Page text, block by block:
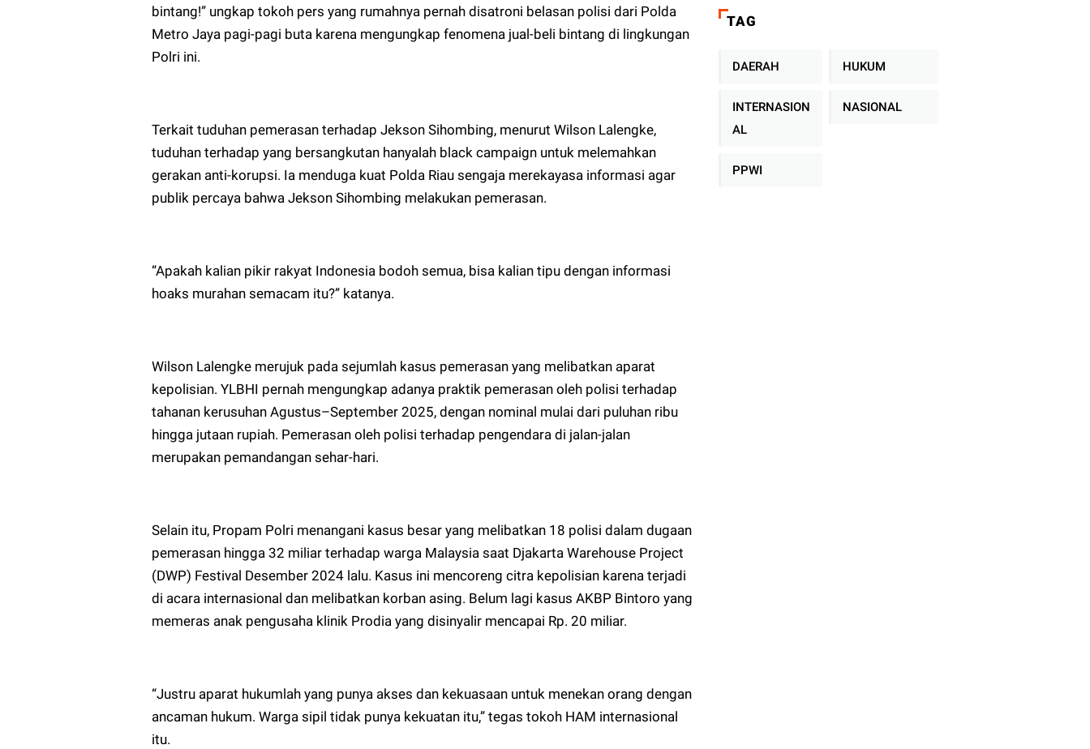
bintang!” ungkap tokoh pers yang rumahnya pernah disatroni belasan polisi dari Polda
Metro Jaya pagi-pagi buta karena mengungkap fenomena jual-beli bintang di lingkungan
Polri ini.
Terkait tuduhan pemerasan terhadap Jekson Sihombing, menurut Wilson Lalengke,
tuduhan terhadap yang bersangkutan hanyalah black campaign untuk melemahkan
gerakan anti-korupsi. Ia menduga kuat Polda Riau sengaja merekayasa informasi agar
publik percaya bahwa Jekson Sihombing melakukan pemerasan.
“Apakah kalian pikir rakyat Indonesia bodoh semua, bisa kalian tipu dengan informasi
hoaks murahan semacam itu?” katanya.
Wilson Lalengke merujuk pada sejumlah kasus pemerasan yang melibatkan aparat
kepolisian. YLBHI pernah mengungkap adanya praktik pemerasan oleh polisi terhadap
tahanan kerusuhan Agustus–September 2025, dengan nominal mulai dari puluhan ribu
hingga jutaan rupiah. Pemerasan oleh polisi terhadap pengendara di jalan-jalan
merupakan pemandangan sehar-hari.
Selain itu, Propam Polri menangani kasus besar yang melibatkan 18 polisi dalam dugaan
pemerasan hingga 32 miliar terhadap warga Malaysia saat Djakarta Warehouse Project
(DWP) Festival Desember 2024 lalu. Kasus ini mencoreng citra kepolisian karena terjadi
di acara internasional dan melibatkan korban asing. Belum lagi kasus AKBP Bintoro yang
memeras anak pengusaha klinik Prodia yang disinyalir mencapai Rp. 20 miliar.
“Justru aparat hukumlah yang punya akses dan kekuasaan untuk menekan orang dengan
ancaman hukum. Warga sipil tidak punya kekuatan itu,” tegas tokoh HAM internasional
itu.
TAG
DAERAH HUKUM
INTERNASION
AL
NASIONAL
PPWI